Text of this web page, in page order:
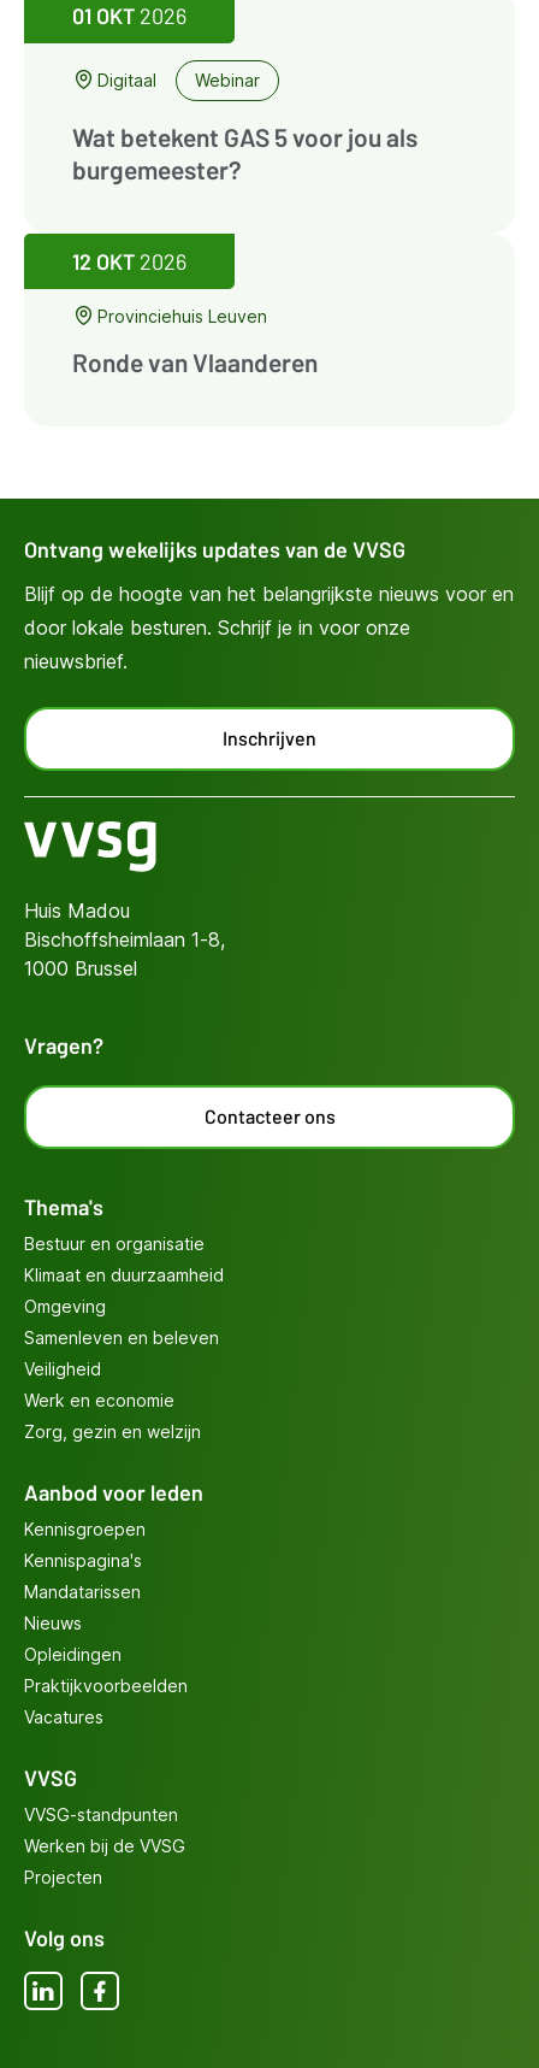
01 OKT 2026
Digitaal Webinar
Wat betekent GAS 5 voor jou als
burgemeester?
12 OKT 2026
Provinciehuis Leuven
Ronde van Vlaanderen
Ontvang wekelijks updates van de VVSG
Blijf op de hoogte van het belangrijkste nieuws voor en
door lokale besturen. Schrijf je in voor onze
nieuwsbrief.
Inschrijven
Huis Madou
Bischoffsheimlaan 1-8,
1000 Brussel
Vragen?
Contacteer ons
Thema's
Bestuur en organisatie
Klimaat en duurzaamheid
Omgeving
Samenleven en beleven
Veiligheid
Werk en economie
Zorg, gezin en welzijn
Aanbod voor leden
Kennisgroepen
Kennispagina's
Mandatarissen
Nieuws
Opleidingen
Praktijkvoorbeelden
Vacatures
VVSG
VVSG-standpunten
Werken bij de VVSG
Projecten
Volg ons
LinkedInFacebook